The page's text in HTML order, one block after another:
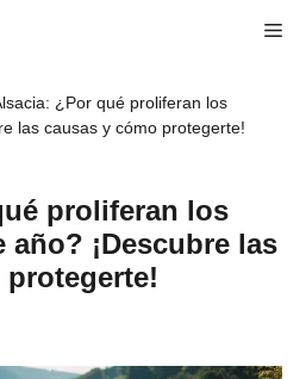
¿Por qué proliferan los
las causas y cómo protegerte!
proliferan los
¡Descubre las